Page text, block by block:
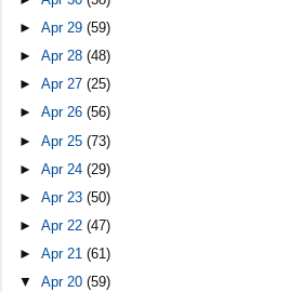
►Apr 29(59)
►Apr 28(48)
►Apr 27(25)
►Apr 26(56)
►Apr 25(73)
►Apr 24(29)
►Apr 23(50)
►Apr 22(47)
►Apr 21(61)
▼Apr 20(59)